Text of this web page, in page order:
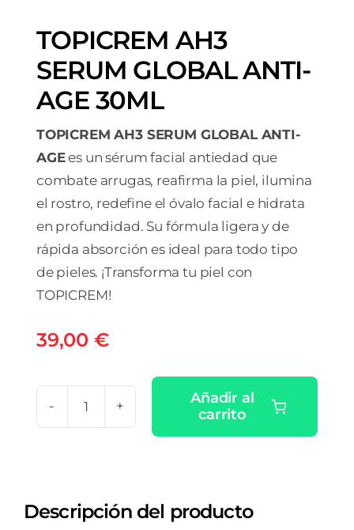
TOPICREM AH3
SERUM GLOBAL ANTI-
AGE 30ML
TOPICREM AH3 SERUM GLOBAL ANTI-
AGEes un sérum facial antiedad que
combate arrugas, reafirma la piel, ilumina
el rostro, redefine el óvalo facial e hidrata
en profundidad. Su fórmula ligera y de
rápida absorción es ideal para todo tipo
de pieles. ¡Transforma tu piel con
TOPICREM!
39,00 €
TOPICREM
ANTI-
Añadir al
carrito
Descripción del producto